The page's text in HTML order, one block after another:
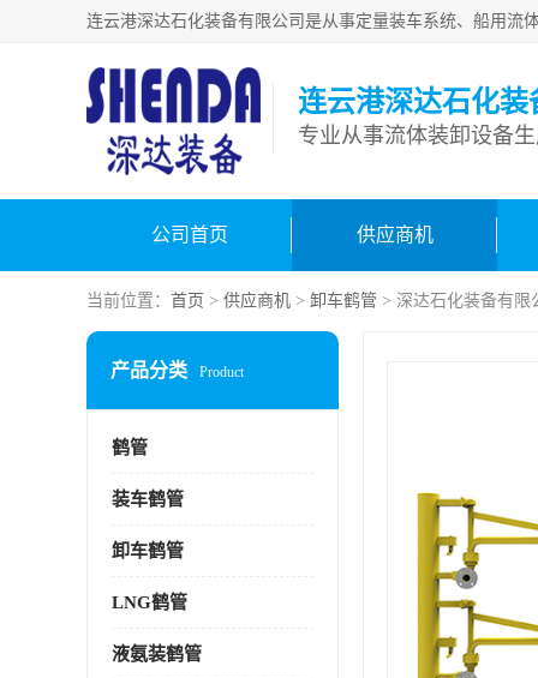
连云港深达石化装
公司首页 供应商机
当前位置： 首页 > 供应商机 > 卸车鹤管 > 深达石化装备有限
产品分类 Product
鹤管
装车鹤管
卸车鹤管
LNG鹤管
液氨装鹤管